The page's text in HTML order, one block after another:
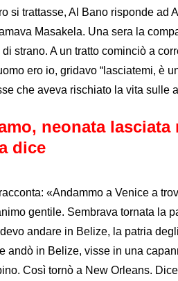
si trattasse, Al Bano risponde ad
Masakela. Una sera la
strano. A un tratto cominciò a
ero io, gridavo “lasciatemi, è
che aveva rischiato la vita sulle
neonata
dice
«Andammo a Venice a
gentile. Sembrava tornata la
andare in Belize, la patria
andò in Belize, visse in una
Così tornò a New Orleans.